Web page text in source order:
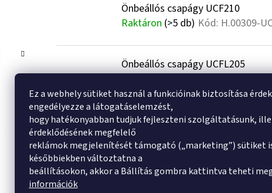
Ez a webhely sütiket használ a funkcióinak biztosítása
engedélyezze a látogatáselemzést,
hogy hatékonyabban tudjuk fejleszteni szolgáltatásunk,
érdeklődésének megfelelő
reklámok megjelenítését támogató („marketing”) sütiket
későbbiekben változtatna a
beállításokon, akkor a Bállítás gombra kattintva teheti
információk
Önbeállós csapágy UCF210
Raktáron (>5 db) Kód: H.00309-
Önbeállós csapágy UCFL205
Önbeállós csapágy UCP205
Raktáron
Önbeállós csapágy UCP305